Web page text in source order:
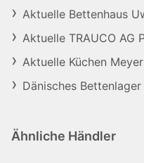
Aktuelle Bettenhaus
Aktuelle TRAUCO AG
Aktuelle Küchen
Dänisches
Ähnliche Händler